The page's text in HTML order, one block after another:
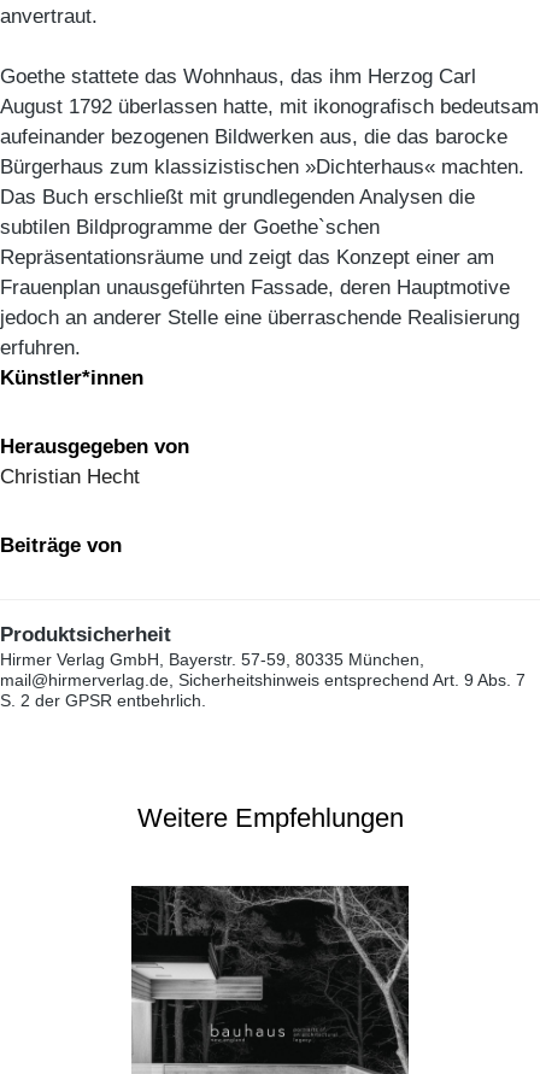
anvertraut.
Goethe stattete das Wohnhaus, das ihm Herzog Carl
August 1792 überlassen hatte, mit ikonografisch bedeutsam
aufeinander bezogenen Bildwerken aus, die das barocke
Bürgerhaus zum klassizistischen »Dichterhaus« machten.
Das Buch erschließt mit grundlegenden Analysen die
subtilen Bildprogramme der Goethe`schen
Repräsentationsräume und zeigt das Konzept einer am
Frauenplan unausgeführten Fassade, deren Hauptmotive
jedoch an anderer Stelle eine überraschende Realisierung
erfuhren.
Künstler*innen
Herausgegeben von
Christian Hecht
Beiträge von
Produktsicherheit
Hirmer Verlag GmbH, Bayerstr. 57-59, 80335 München,
mail@hirmerverlag.de, Sicherheitshinweis entsprechend Art. 9 Abs. 7
S. 2 der GPSR entbehrlich.
Weitere Empfehlungen